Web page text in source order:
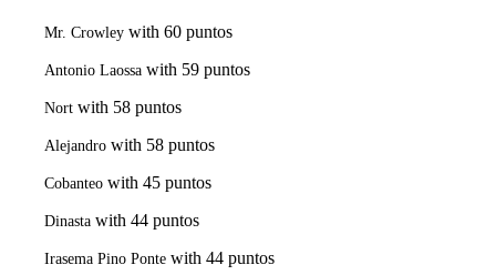
Mr. Crowley with 60 puntos
Antonio Laossa with 59 puntos
Nort with 58 puntos
Alejandro with 58 puntos
Cobanteo with 45 puntos
Dinasta with 44 puntos
Irasema Pino Ponte with 44 puntos